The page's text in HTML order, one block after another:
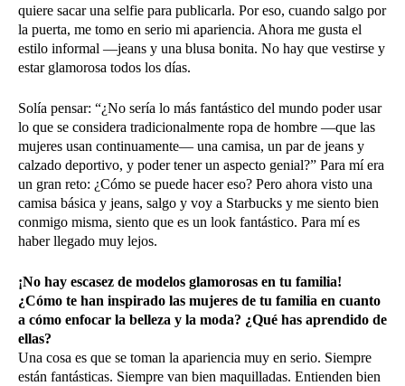
quiere sacar una selfie para publicarla. Por eso, cuando salgo por
la puerta, me tomo en serio mi apariencia. Ahora me gusta el
estilo informal —jeans y una blusa bonita. No hay que vestirse y
estar glamorosa todos los días.
Solía pensar: “¿No sería lo más fantástico del mundo poder usar
lo que se considera tradicionalmente ropa de hombre —que las
mujeres usan continuamente— una camisa, un par de jeans y
calzado deportivo, y poder tener un aspecto genial?” Para mí era
un gran reto: ¿Cómo se puede hacer eso? Pero ahora visto una
camisa básica y jeans, salgo y voy a Starbucks y me siento bien
conmigo misma, siento que es un look fantástico. Para mí es
haber llegado muy lejos.
¡No hay escasez de modelos glamorosas en tu familia!
¿Cómo te han inspirado las mujeres de tu familia en cuanto
a cómo enfocar la belleza y la moda? ¿Qué has aprendido de
ellas?
Una cosa es que se toman la apariencia muy en serio. Siempre
están fantásticas. Siempre van bien maquilladas. Entienden bien